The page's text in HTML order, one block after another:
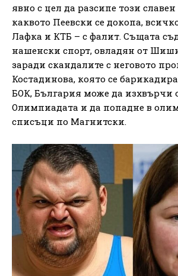
явно с цел да разсипе този
каквото Пеевски се докопа,
Лафка и КТБ – с фалит. Същата
нашенски спорт, овладян от
заради скандалите с неговото
Костадинова, която се
БОК, България може да изхвърчи
Олимпиадата и да попадне в
списъци по Магнитски.